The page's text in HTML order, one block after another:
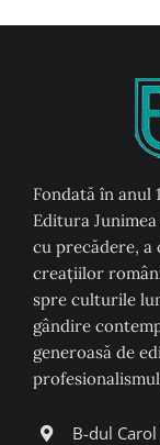
Fondată în anul
Editura
cu precădere,
creaţiilor
spre culturile
gândire
generoasă de
B-dul